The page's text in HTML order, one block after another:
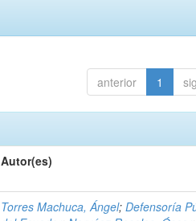
anterior 1
Autor(es)
Torres Machuca, Ángel;Defensoría